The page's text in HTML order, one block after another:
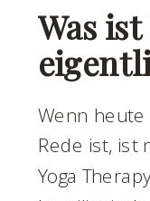
Was
Wenn heute
Rede ist, ist
Yoga